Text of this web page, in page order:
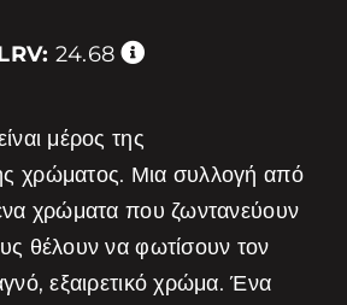
24.68
μέρος της
χρώματος. Μια συλλογή από
χρώματα που ζωντανεύουν
θέλουν να φωτίσουν τον
εξαιρετικό χρώμα. Ένα